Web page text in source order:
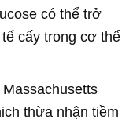
có thể trở
tế cấy trong cơ thể
thừa nhận tiềm